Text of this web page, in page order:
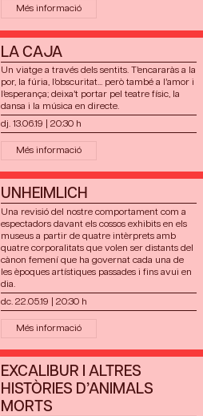
Més informació
LA CAJA
Un viatge a través dels sentits. T’encararàs a la
por, la fúria, l’obscuritat... però també a l’amor i
l’esperança; deixa’t portar pel teatre físic, la
dansa i la música en directe.
dj. 13.06.19
20:30 h
Més informació
UNHEIMLICH
Una revisió del nostre comportament com a
espectadors davant els cossos exhibits en els
museus a partir de quatre intèrprets amb
quatre corporalitats que volen ser distants del
cànon femení que ha governat cada una de
les èpoques artístiques passades i fins avui en
dia.
dc. 22.05.19
20:30 h
Més informació
EXCALIBUR I ALTRES
HISTÒRIES D’ANIMALS
MORTS